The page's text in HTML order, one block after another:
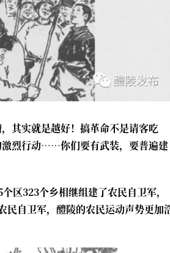
其实就是越好！搞革命不是请客吃
激烈行动……你们要有武装，要普遍建
区323个乡相继组建了农民自卫军，
民自卫军，醴陵的农民运动声势更加